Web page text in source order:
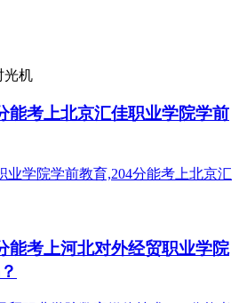
光机
能考上北京汇佳职业学院学前
能考上河北对外经贸职业学院